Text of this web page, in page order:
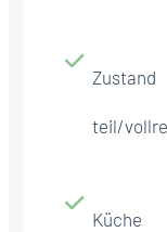
Zustand
teil/
Küche